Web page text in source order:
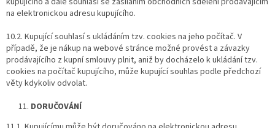
na elektronickou adresu kupujícího.
10.2. Kupující souhlasí s ukládáním tzv. cookies na jeho počítač. V
případě, že je nákup na webové stránce možné provést a závazky
prodávajícího z kupní smlouvy plnit, aniž by docházelo k ukládání tzv.
cookies na počítač kupujícího, může kupující souhlas podle předchozí
věty kdykoliv odvolat.
DORUČOVÁNÍ